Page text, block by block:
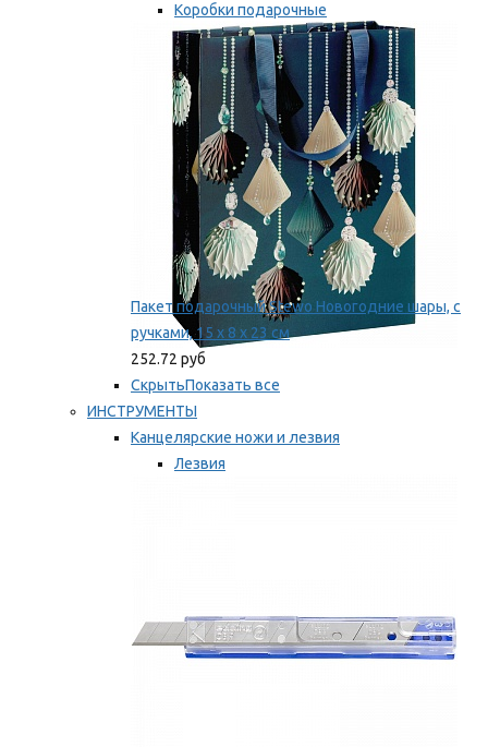
Коробки подарочные
Ленты, бобины
Мы рекомендуем
Пакет подарочный Stewo Новогодние шары, с
ручками, 15 х 8 х 23 см
252.72 руб
СкрытьПоказать все
ИНСТРУМЕНТЫ
Канцелярские ножи и лезвия
Лезвия